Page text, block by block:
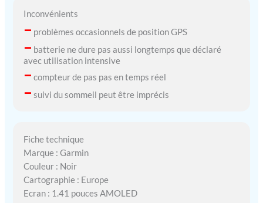
Inconvénients
– problèmes occasionnels de position GPS
– batterie ne dure pas aussi longtemps que déclaré
avec utilisation intensive
– compteur de pas pas en temps réel
– suivi du sommeil peut être imprécis
Fiche technique
Marque : Garmin
Couleur : Noir
Cartographie : Europe
Ecran : 1.41 pouces AMOLED